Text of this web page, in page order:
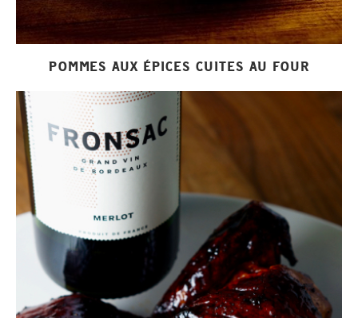
POMMES AUX ÉPICES CUITES AU FOUR